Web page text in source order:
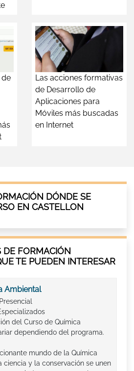
de
Las acciones formativas
de Desarrollo de
Aplicaciones para
Móviles más buscadas
en Internet
DÓNDE SE
EN CASTELLON
DE FORMACIÓN
TE PUEDEN INTERESAR
Ambiental
del Curso de Química
dependiendo del programa.
mundo de la Química
ciencia y la conservación se unen